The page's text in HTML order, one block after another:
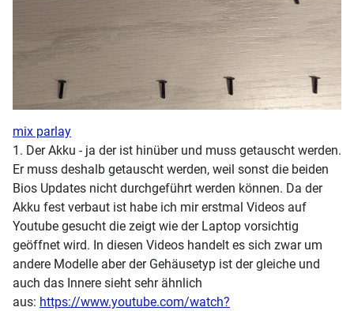
mix parlay
1. Der Akku - ja der ist hinüber und muss getauscht werden.
Er muss deshalb getauscht werden, weil sonst die beiden
Bios Updates nicht durchgeführt werden können. Da der
Akku fest verbaut ist habe ich mir erstmal Videos auf
Youtube gesucht die zeigt wie der Laptop vorsichtig
geöffnet wird. In diesen Videos handelt es sich zwar um
andere Modelle aber der Gehäusetyp ist der gleiche und
auch das Innere sieht sehr ähnlich
aus: https://www.youtube.com/watch?